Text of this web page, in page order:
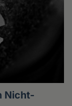
Nicht-